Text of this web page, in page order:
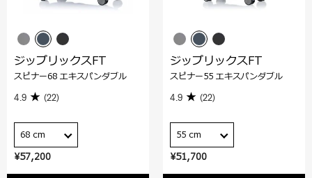
¥57,200
ジップリックスFT
スピナー68 エキスパンダブル
4.9 (22)
68 cm
¥51,700
ジップリックスFT
スピナー55 エキスパンダブル
4.9 (22)
55 cm